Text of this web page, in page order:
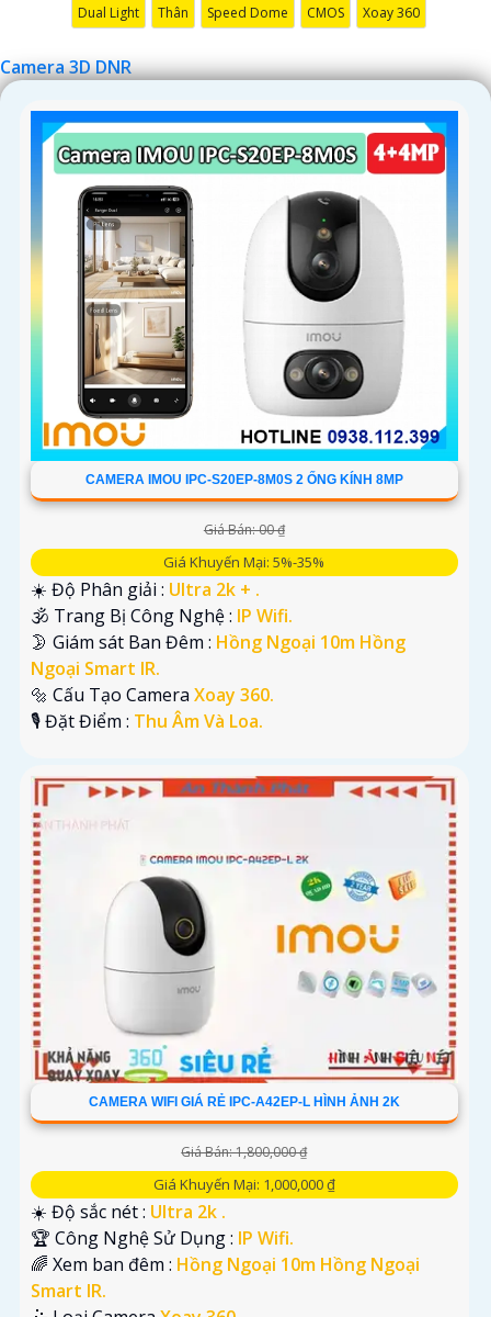
Dual Light Thân Speed Dome CMOS Xoay 360
Camera 3D DNR
CAMERA IMOU IPC-S20EP-8M0S 2 ỐNG KÍNH 8MP
Giá Bán: 00 ₫
Giá Khuyến Mại: 5%-35%
☀️ Độ Phân giải : Ultra 2k + .
🕉️ Trang Bị Công Nghệ : IP Wifi.
🌛 Giám sát Ban Đêm : Hồng Ngoại 10m Hồng
Ngoại Smart IR.
🔩 Cấu Tạo Camera Xoay 360.
️🎙 Đặt Điểm : Thu Âm Và Loa.
CAMERA WIFI GIÁ RẺ IPC-A42EP-L HÌNH ẢNH 2K
Giá Bán: 1,800,000 ₫
Giá Khuyến Mại: 1,000,000 ₫
☀️ Độ sắc nét : Ultra 2k .
🏆 Công Nghệ Sử Dụng : IP Wifi.
🌈 Xem ban đêm : Hồng Ngoại 10m Hồng Ngoại
Smart IR.